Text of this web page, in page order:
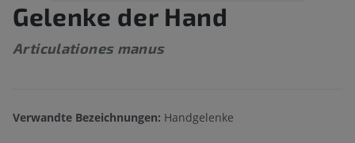
Gelenke der Hand
Articulationes manus
Verwandte Bezeichnungen: Handgelenke